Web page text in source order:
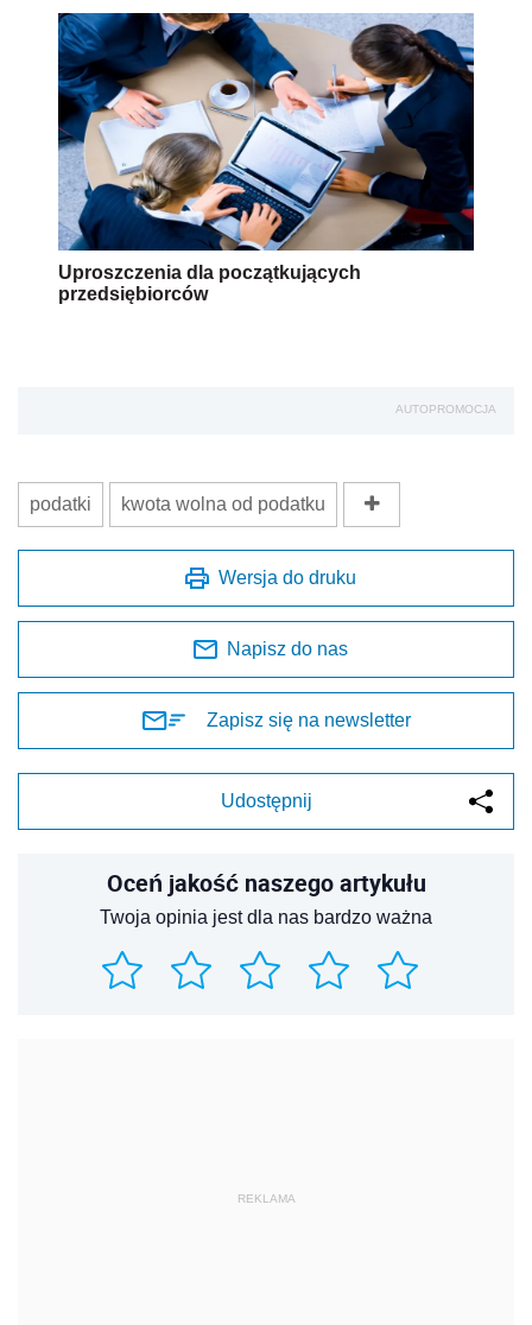
Uproszczenia dla początkujących
przedsiębiorców
AUTOPROMOCJA
podatki kwota wolna od podatku
Wersja do druku
Napisz do nas
Zapisz się na newsletter
Udostępnij
Oceń jakość naszego artykułu
Twoja opinia jest dla nas bardzo ważna
REKLAMA